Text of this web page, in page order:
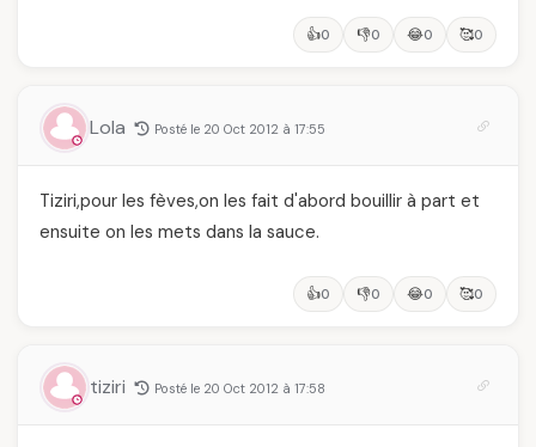
👍0 👎0 😂0 🥰0
Lola Posté le 20 Oct 2012 à 17:55
Tiziri,pour les fèves,on les fait d'abord bouillir à part et
ensuite on les mets dans la sauce.
👍0 👎0 😂0 🥰0
tiziri Posté le 20 Oct 2012 à 17:58